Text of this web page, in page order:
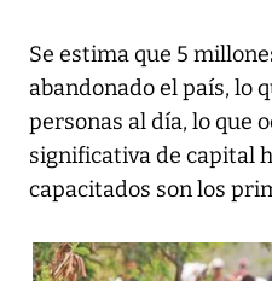
Se estima que 5
abandonado el país, lo
personas al día, lo que
significativa de capital
capacitados son los